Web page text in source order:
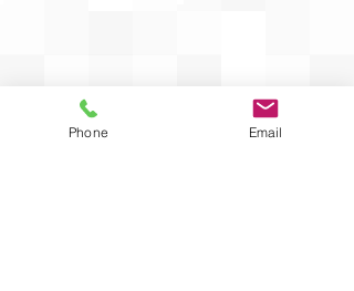
Phone Email